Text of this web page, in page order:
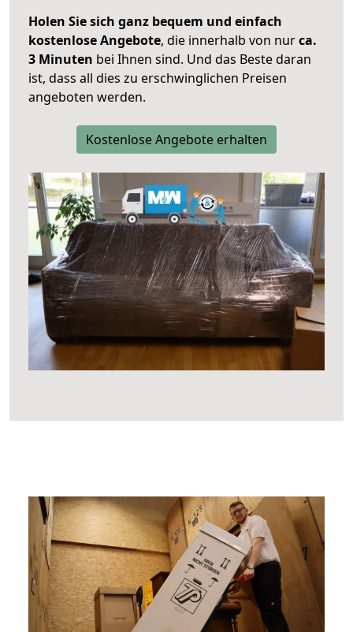
Holen Sie sich ganz bequem und einfach
kostenlose Angebote, die innerhalb von nurca.
3 Minuten bei Ihnen sind. Und das Beste daran
ist, dass all dies zu erschwinglichen Preisen
angeboten werden.
Kostenlose Angebote erhalten